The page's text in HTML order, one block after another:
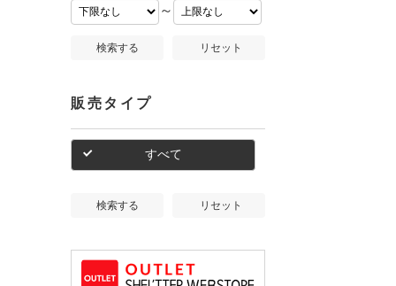
～
検索する リセット
販売タイプ
すべて
検索する リセット